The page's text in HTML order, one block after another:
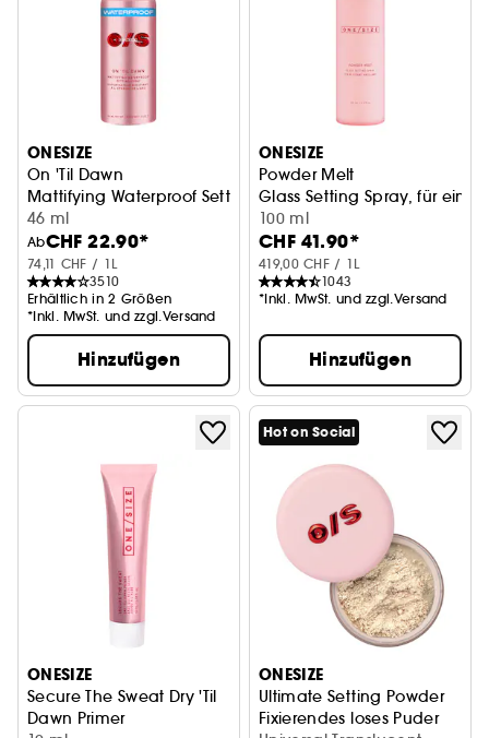
ONESIZE
On 'Til Dawn
Mattifying Waterproof Setting Spray, mattieredes Finish
46 ml
AbCHF 22.90*
74,11 CHF / 1L
3510
Erhältlich in 2 Größen
*Inkl. MwSt. und zzgl.Versand
Hinzufügen
ONESIZE
Powder Melt
Glass Setting Spray, für ein
100 ml
CHF 41.90*
419,00 CHF / 1L
1043
*Inkl. MwSt. und zzgl.Versand
Hinzufügen
ONESIZE
Secure The Sweat Dry 'Til
Dawn Primer
Hot on Social
ONESIZE
Ultimate Setting Powder
Fixierendes loses Puder